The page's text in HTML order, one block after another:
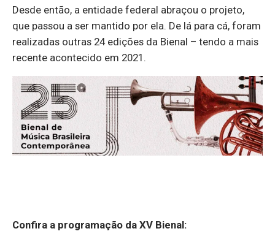
Desde então, a entidade federal abraçou o projeto,
que passou a ser mantido por ela. De lá para cá, foram
realizadas outras 24 edições da Bienal – tendo a mais
recente acontecido em 2021.
Confira a programação da XV Bienal: